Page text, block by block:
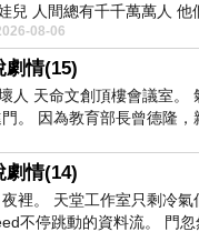
兒 人間總有千千萬萬人 他
佛山泰華衡恆嵩 一山之高
08-06
劇情(15)
人 天命文創頂樓會議室。
。 因為教育部長曾德隆，
劇情(14)
裡。 天堂工作室只剩冷
不停跳動的資料流。 門